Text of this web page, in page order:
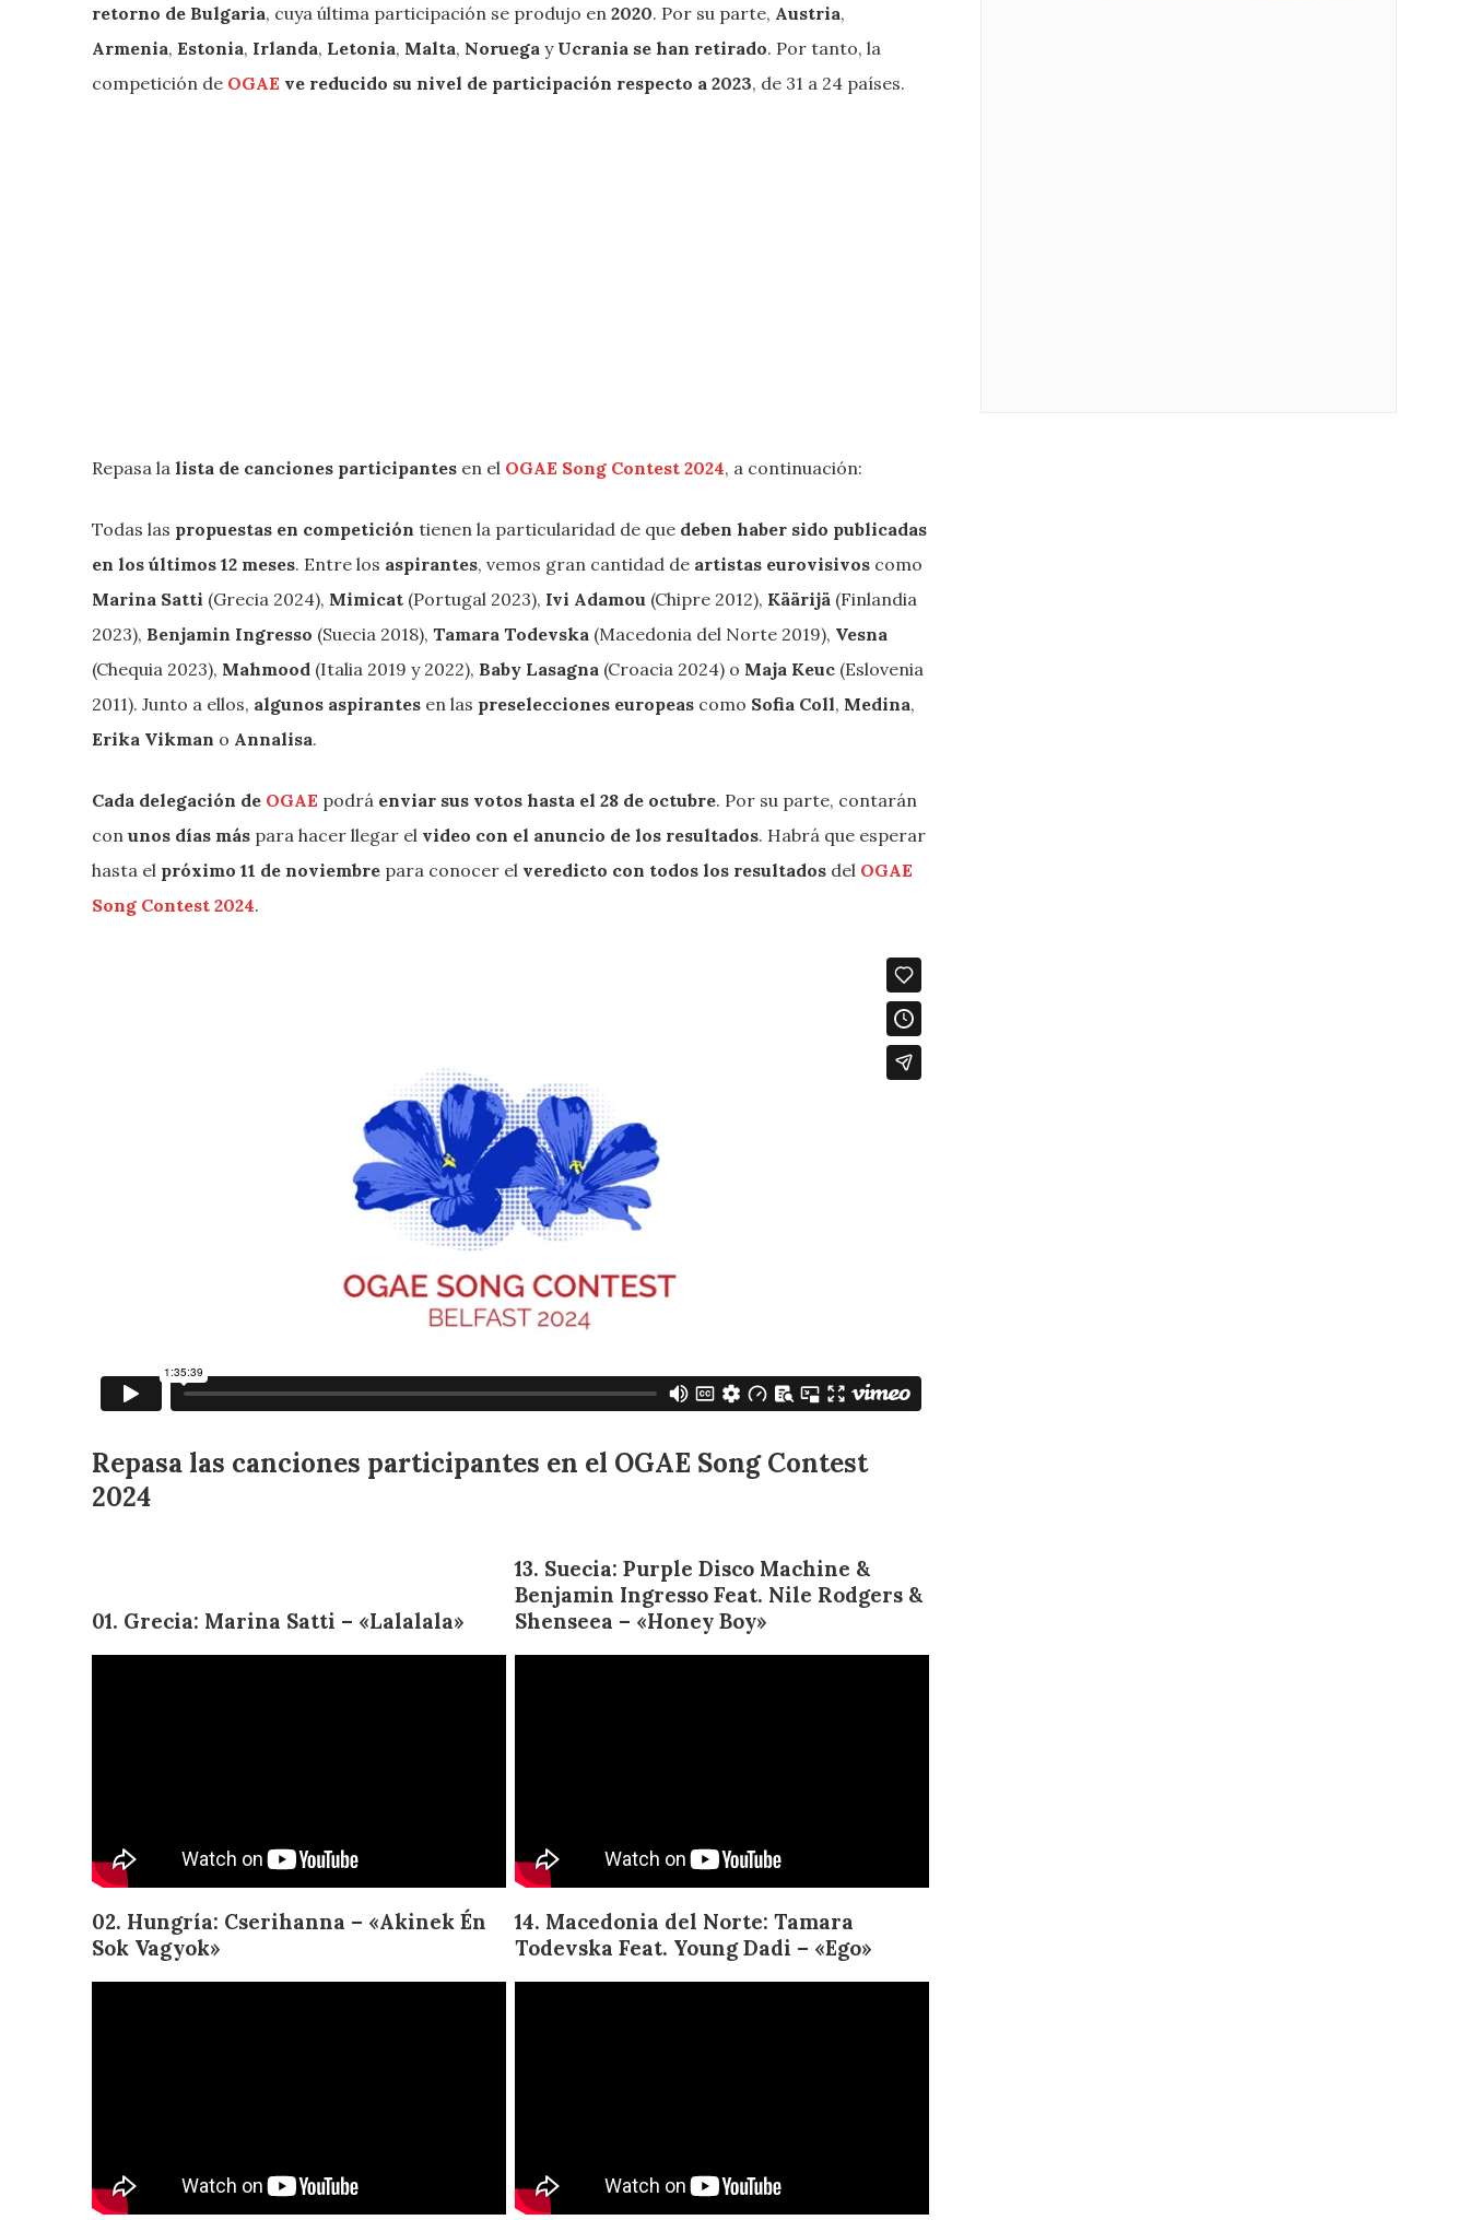
retorno de Bulgaria, cuya última participación se produjo en 2020. Por su parte, Austria,
Armenia, Estonia, Irlanda, Letonia, Malta, Noruega y Ucrania se han retirado. Por tanto, la
competición de OGAE ve reducido su nivel de participación respecto a 2023, de 31 a 24 países.
Repasa la lista de canciones participantes en el OGAE Song Contest 2024, a continuación:
Todas las propuestas en competición tienen la particularidad de que deben haber sido publicadas
en los últimos 12 meses. Entre los aspirantes, vemos gran cantidad de artistas eurovisivos como
Marina Satti (Grecia 2024), Mimicat (Portugal 2023), Ivi Adamou (Chipre 2012), Käärijä (Finlandia
2023), Benjamin Ingresso (Suecia 2018), Tamara Todevska (Macedonia del Norte 2019), Vesna
(Chequia 2023), Mahmood (Italia 2019 y 2022), Baby Lasagna (Croacia 2024) o Maja Keuc (Eslovenia
2011). Junto a ellos, algunos aspirantes en las preselecciones europeas como Sofia Coll, Medina,
Erika Vikman o Annalisa.
Cada delegación de OGAE podrá enviar sus votos hasta el 28 de octubre. Por su parte, contarán
con unos días más para hacer llegar el video con el anuncio de los resultados. Habrá que esperar
hasta el próximo 11 de noviembre para conocer el veredicto con todos los resultados del OGAE
Song Contest 2024.
Repasa las canciones participantes en el OGAE Song Contest
2024
01. Grecia: Marina Satti – «Lalalala»
02. Hungría: Cserihanna – «Akinek Én
Sok Vagyok»
13. Suecia: Purple Disco Machine &
Benjamin Ingresso Feat. Nile Rodgers &
Shenseea – «Honey Boy»
14. Macedonia del Norte: Tamara
Todevska Feat. Young Dadi – «Ego»